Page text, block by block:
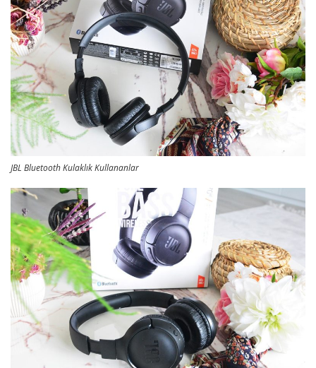
JBL Bluetooth Kulaklık Kullananlar